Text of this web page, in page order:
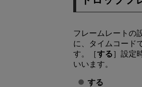
フレームレートの
に、タイムコード
す。［する］設定
いいます。
する